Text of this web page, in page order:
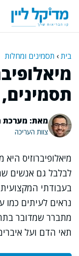
לתוכן
בית› תסמינים ומחלות
מאת: מערכת
צוות העריכה
מיאלופיברוזיס
לבלבל גם אנשים
בעבודתי
נראים לעיתים כמו
מתברר שמדובר
תאי הדם ועל